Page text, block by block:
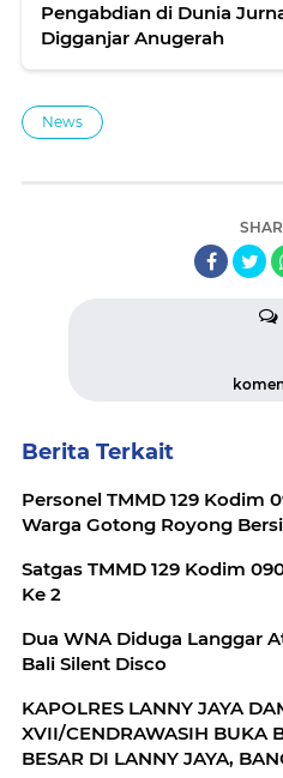
Pengabdian di Dunia
Digganjar Anugerah
News
Berita Terkait
Personel TMMD 129 Kodim
Warga Gotong Royong
Satgas TMMD 129 Kodim
Ke 2
Dua WNA Diduga Langgar
Bali Silent Disco
KAPOLRES LANNY JAYA
XVII/CENDRAWASIH BUKA
BESAR DI LANNY JAYA,